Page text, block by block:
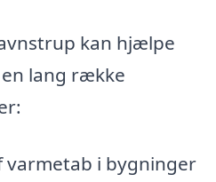
kan hjælpe
lang række
i bygninger